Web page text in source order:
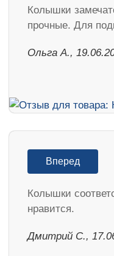
Колышки
прочные. Для
Ольга А.,
Вперед
Колышки
нравится.
Дмитрий С.,